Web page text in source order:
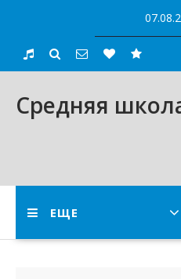
content
Средняя
ЕЩЕ